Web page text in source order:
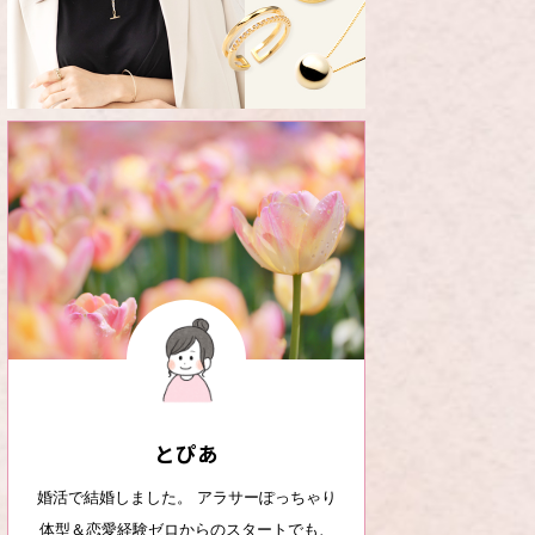
とぴあ
婚活で結婚しました。 アラサーぽっちゃり
体型＆恋愛経験ゼロからのスタートでも、